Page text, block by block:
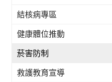
結核病專區
健康體位推動
菸害防制
救護教育宣導